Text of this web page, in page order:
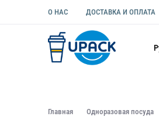
О НАС ДОСТАВКА И ОПЛАТА
Главная Одноразовая посуда